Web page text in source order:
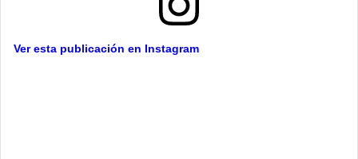
Ver esta publicación en Instagram